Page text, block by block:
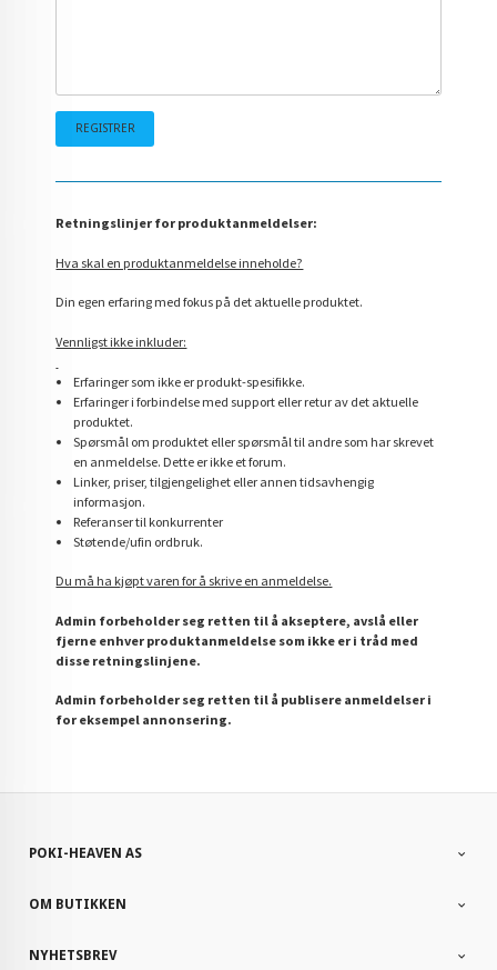
Retningslinjer for produktanmeldelser:
Hva skal en produktanmeldelse inneholde?
Din egen erfaring med fokus på det aktuelle produktet.
Vennligst ikke inkluder:
Erfaringer som ikke er produkt-spesifikke.
Erfaringer i forbindelse med support eller retur av det aktuelle
produktet.
Spørsmål om produktet eller spørsmål til andre som har skrevet
en anmeldelse. Dette er ikke et forum.
Linker, priser, tilgjengelighet eller annen tidsavhengig
informasjon.
Referanser til konkurrenter
Støtende/ufin ordbruk.
Du må ha kjøpt varen for å skrive en anmeldelse.
Admin forbeholder seg retten til å akseptere, avslå eller
fjerne enhver produktanmeldelse som ikke er i tråd med
disse retningslinjene.
Admin forbeholder seg retten til å publisere anmeldelser i
for eksempel annonsering.
POKI-HEAVEN AS
OM BUTIKKEN
NYHETSBREV